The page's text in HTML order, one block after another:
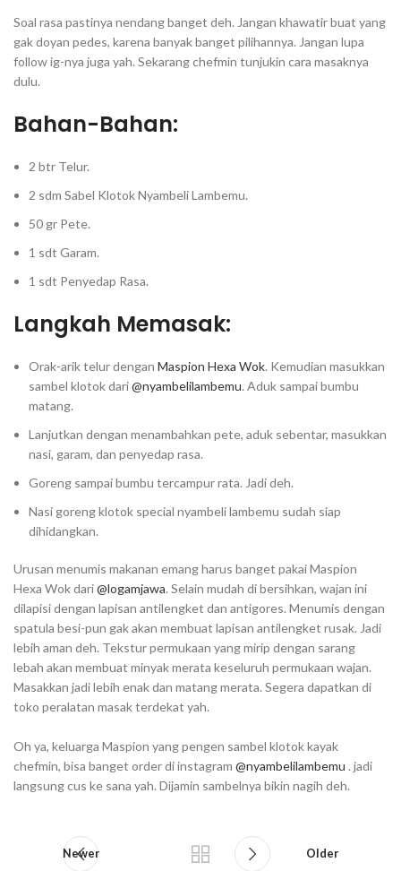
Soal rasa pastinya nendang banget deh. Jangan khawatir buat yang
gak doyan pedes, karena banyak banget pilihannya. Jangan lupa
follow ig-nya juga yah. Sekarang chefmin tunjukin cara masaknya
dulu.⁣⁣
Bahan-Bahan:⁣⁣
2 btr Telur.⁣⁣
2 sdm Sabel Klotok Nyambeli Lambemu.⁣⁣
50 gr Pete.⁣⁣
1 sdt Garam.⁣⁣
1 sdt Penyedap Rasa.⁣⁣
Langkah Memasak:⁣⁣
Orak-arik telur dengan Maspion Hexa Wok. Kemudian masukkan
sambel klotok dari@nyambelilambemu. Aduk sampai bumbu
matang.⁣⁣
Lanjutkan dengan menambahkan pete, aduk sebentar, masukkan
nasi, garam, dan penyedap rasa.⁣⁣
Goreng sampai bumbu tercampur rata. Jadi deh.⁣⁣
Nasi goreng klotok special nyambeli lambemu sudah siap
dihidangkan.⁣
Urusan menumis makanan emang harus banget pakai Maspion
Hexa Wok dari@logamjawa. Selain mudah di bersihkan, wajan ini
dilapisi dengan lapisan antilengket dan antigores. Menumis dengan
spatula besi-pun gak akan membuat lapisan antilengket rusak. Jadi
lebih aman deh. Tekstur permukaan yang mirip dengan sarang
lebah akan membuat minyak merata keseluruh permukaan wajan.
Masakkan jadi lebih enak dan matang merata. Segera dapatkan di
toko peralatan masak terdekat yah.⁣⁣
Oh ya, keluarga Maspion yang pengen sambel klotok kayak
chefmin, bisa banget order di instagram @nyambelilambemu . jadi
langsung cus ke sana yah. Dijamin sambelnya bikin nagih deh.⁣⁣
Newer Older